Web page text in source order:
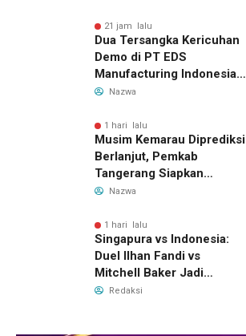
21 jam lalu
Dua Tersangka Kericuhan
Demo di PT EDS
Manufacturing Indonesia
Ditahan, Polda Banten
Pengelolaan Limbah
Nazwa
1 hari lalu
Musim Kemarau Diprediksi
Berlanjut, Pemkab
Tangerang Siapkan
Langkah Antisipasi Krisis
Nazwa
1 hari lalu
Singapura vs Indonesia:
Duel Ilhan Fandi vs
Mitchell Baker Jadi
Sorotan di Piala AFF 2026
Redaksi